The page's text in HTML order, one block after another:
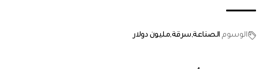
الوسوم الصناعة سرقةمليون دولار